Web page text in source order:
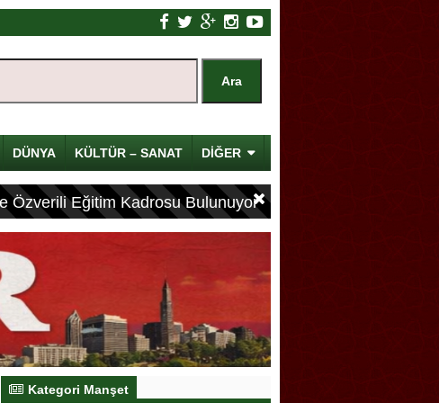
DÜNYA KÜLTÜR – SANAT DİĞER
Özverili Eğitim Kadrosu Bulunuyor
Kategori Manşet